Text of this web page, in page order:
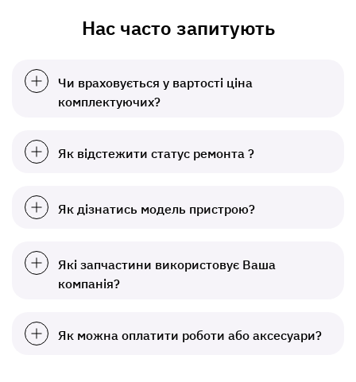
Нас часто запитують
Чи враховується у вартості ціна
комплектуючих?
Як відстежити статус ремонта ?
Як дізнатись модель пристрою?
Які запчастини використовує Ваша
компанія?
Як можна оплатити роботи або аксесуари?